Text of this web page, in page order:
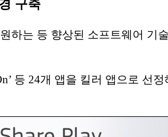
구축
하는 등 향상된 소프트웨어 기
등 24개 앱을 킬러 앱으로 선